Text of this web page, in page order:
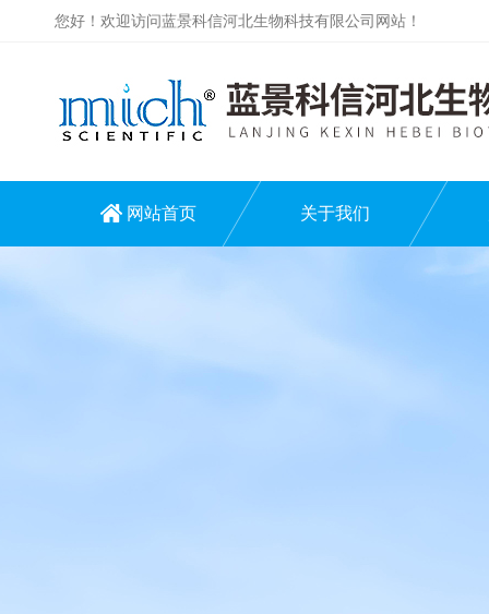
您好！欢迎访问蓝景科信河北生物科技有限公司网站！
网站首页 关于我们